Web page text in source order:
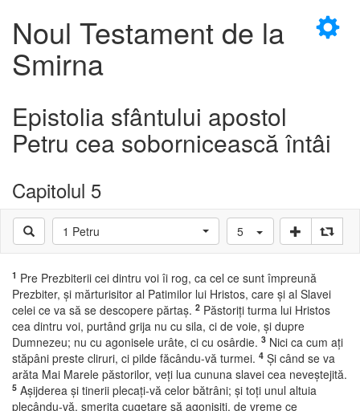
×
Noul Testament de la
Smirna
Epistolia sfântului apostol
Petru cea sobornicească întâi
Capitolul 5
1 Petru 5
1 Pre Prezbiterii cei dintru voi îi rog, ca cel ce sunt împreună
Prezbiter, şi mărturisitor al Patimilor lui Hristos, care şi al Slavei
celei ce va să se descopere părtaş. 2 Păstoriţi turma lui Hristos
cea dintru voi, purtând grija nu cu sila, ci de voie, şi dupre
Dumnezeu; nu cu agonisele urâte, ci cu osârdie. 3 Nici ca cum aţi
stăpâni preste cliruri, ci pilde făcându-vă turmei. 4 Şi când se va
arăta Mai Marele păstorilor, veţi lua cununa slavei cea neveştejită.
5 Aşijderea şi tinerii plecaţi-vă celor bătrâni; şi toţi unul altuia
plecându-vă, smerita cugetare să agonisiţi, de vreme ce